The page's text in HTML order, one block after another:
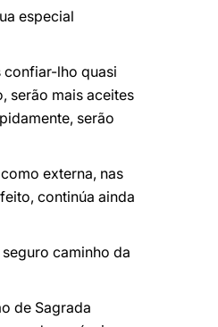
especial
confiar-lho quasi
serão mais aceites
serão
externa, nas
continúa ainda
caminho da
de Sagrada